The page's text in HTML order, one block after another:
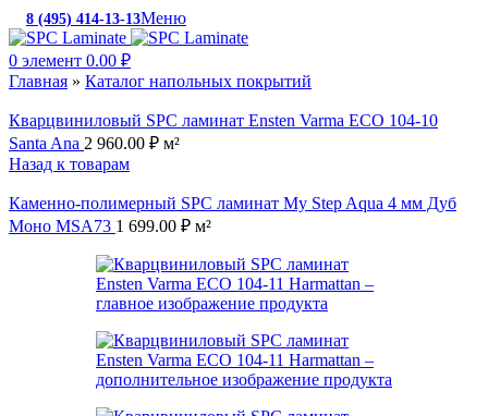
8 (495) 414-13-13Меню
0 элемент 0.00 ₽
Главная » Каталог напольных покрытий
Кварцвиниловый SPC ламинат Ensten Varma ECO 104-10
Santa Ana 2 960.00 ₽ м²
Назад к товарам
Каменно-полимерный SPC ламинат My Step Aqua 4 мм Дуб
Моно MSA73 1 699.00 ₽ м²